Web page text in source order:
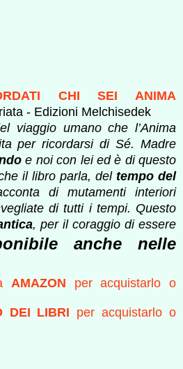
CHI SEI ANIMA
- Edizioni Melchisedek
viaggio umano che l’Anima
per ricordarsi di Sé. Madre
e noi con lei ed è di questo
il libro parla, del tempo del
di mutamenti interiori
di tutti i tempi. Questo
, per il coraggio di essere
anche nelle
AMAZON per acquistarlo o
DEI LIBRI per acquistarlo o